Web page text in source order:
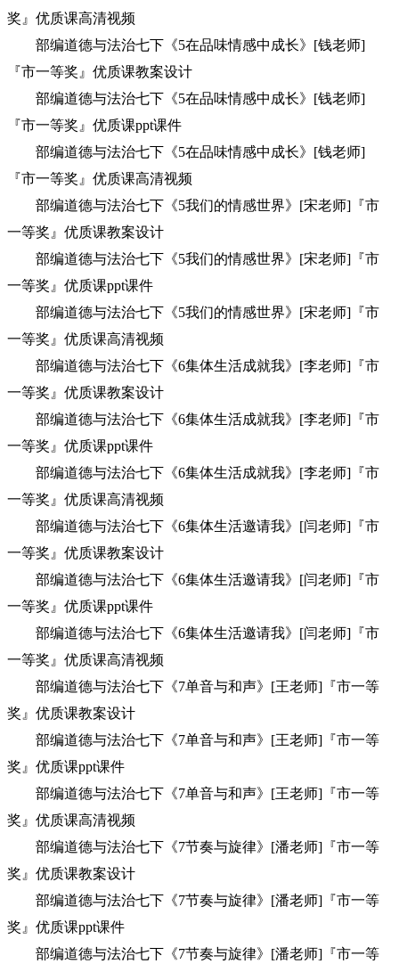
奖』优质课高清视频
部编道德与法治七下《5在品味情感中成长》[钱老师]
『市一等奖』优质课教案设计
部编道德与法治七下《5在品味情感中成长》[钱老师]
『市一等奖』优质课ppt课件
部编道德与法治七下《5在品味情感中成长》[钱老师]
『市一等奖』优质课高清视频
部编道德与法治七下《5我们的情感世界》[宋老师]『市
一等奖』优质课教案设计
部编道德与法治七下《5我们的情感世界》[宋老师]『市
一等奖』优质课ppt课件
部编道德与法治七下《5我们的情感世界》[宋老师]『市
一等奖』优质课高清视频
部编道德与法治七下《6集体生活成就我》[李老师]『市
一等奖』优质课教案设计
部编道德与法治七下《6集体生活成就我》[李老师]『市
一等奖』优质课ppt课件
部编道德与法治七下《6集体生活成就我》[李老师]『市
一等奖』优质课高清视频
部编道德与法治七下《6集体生活邀请我》[闫老师]『市
一等奖』优质课教案设计
部编道德与法治七下《6集体生活邀请我》[闫老师]『市
一等奖』优质课ppt课件
部编道德与法治七下《6集体生活邀请我》[闫老师]『市
一等奖』优质课高清视频
部编道德与法治七下《7单音与和声》[王老师]『市一等
奖』优质课教案设计
部编道德与法治七下《7单音与和声》[王老师]『市一等
奖』优质课ppt课件
部编道德与法治七下《7单音与和声》[王老师]『市一等
奖』优质课高清视频
部编道德与法治七下《7节奏与旋律》[潘老师]『市一等
奖』优质课教案设计
部编道德与法治七下《7节奏与旋律》[潘老师]『市一等
奖』优质课ppt课件
部编道德与法治七下《7节奏与旋律》[潘老师]『市一等